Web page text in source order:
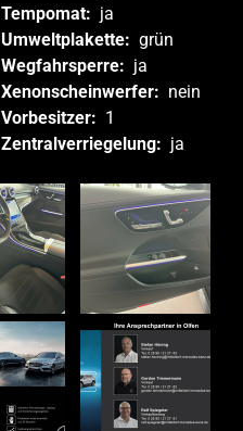
Tempomat: ja
Umweltplakette: grün
Wegfahrsperre: ja
Xenonscheinwerfer: nein
Vorbesitzer: 1
Zentralverriegelung: ja